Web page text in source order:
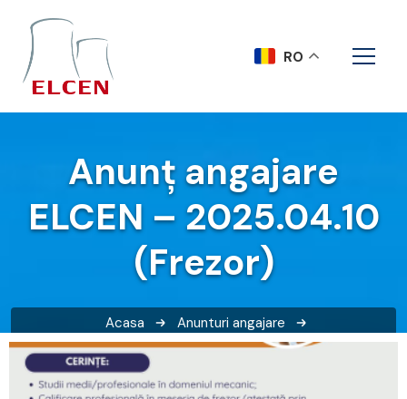
Anunț angajare
ELCEN – 2025.04.10
(Frezor)
Acasa
Anunturi angajare
Anunț angajare ELCEN – 2025.04.10 (Frezor)
RO